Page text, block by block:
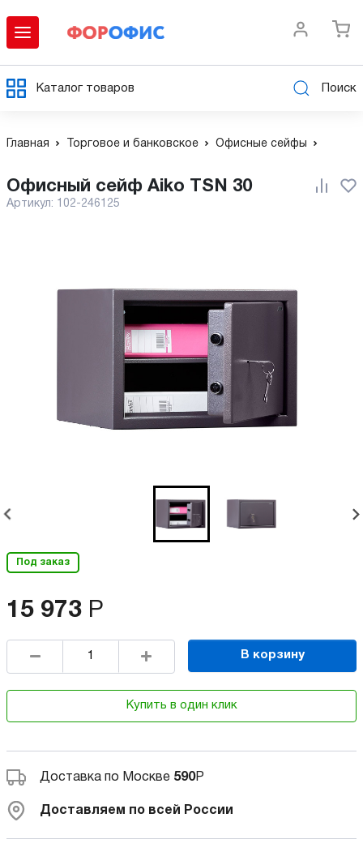
Каталог товаров Поиск
Главная Торговое и банковское Офисные сейфы
Офисный сейф Aiko TSN 30
Артикул: 102-246125
Под заказ
15 973 Р
В корзину
Купить в один клик
Доставка по Москве 590Р
Доставляем по всей России